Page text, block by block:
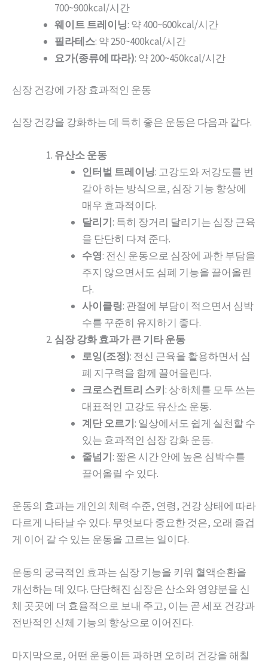
700~900kcal/시간
웨이트 트레이닝: 약 400~600kcal/시간
필라테스: 약 250~400kcal/시간
요가(종류에 따라): 약 200~450kcal/시간
심장 건강에 가장 효과적인 운동
심장 건강을 강화하는 데 특히 좋은 운동은 다음과 같다.
유산소 운동
인터벌 트레이닝: 고강도와 저강도를 번
갈아 하는 방식으로, 심장 기능 향상에
매우 효과적이다.
달리기: 특히 장거리 달리기는 심장 근육
을 단단히 다져 준다.
수영: 전신 운동으로 심장에 과한 부담을
주지 않으면서도 심폐 기능을 끌어올린
다.
사이클링: 관절에 부담이 적으면서 심박
수를 꾸준히 유지하기 좋다.
심장 강화 효과가 큰 기타 운동
로잉(조정): 전신 근육을 활용하면서 심
폐 지구력을 함께 끌어올린다.
크로스컨트리 스키: 상·하체를 모두 쓰는
대표적인 고강도 유산소 운동.
계단 오르기: 일상에서도 쉽게 실천할 수
있는 효과적인 심장 강화 운동.
줄넘기: 짧은 시간 안에 높은 심박수를
끌어올릴 수 있다.
운동의 효과는 개인의 체력 수준, 연령, 건강 상태에 따라
다르게 나타날 수 있다. 무엇보다 중요한 것은, 오래 즐겁
게 이어 갈 수 있는 운동을 고르는 일이다.
운동의 궁극적인 효과는 심장 기능을 키워 혈액순환을
개선하는 데 있다. 단단해진 심장은 산소와 영양분을 신
체 곳곳에 더 효율적으로 보내 주고, 이는 곧 세포 건강과
전반적인 신체 기능의 향상으로 이어진다.
마지막으로, 어떤 운동이든 과하면 오히려 건강을 해칠